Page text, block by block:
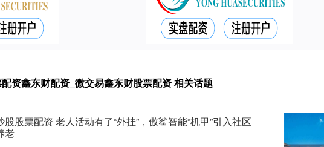
资鑫东财配资_微交易鑫东财股票配资 相关话题
股股票配资 老人活动有了“外挂”，傲鲨智能“机甲”引入社区
老